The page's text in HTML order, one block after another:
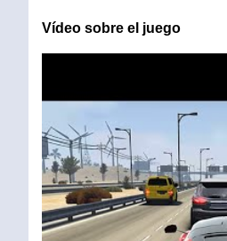
Vídeo sobre el juego